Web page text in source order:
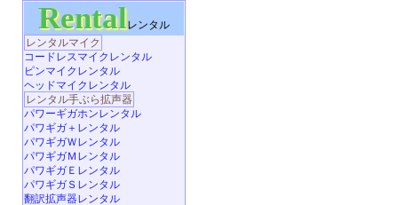
Rentalレンタル
レンタルマイク
コードレスマイクレンタル
ピンマイクレンタル
ヘッドマイクレンタル
レンタル手ぶら拡声器
パワーギガホンレンタル
パワギガ＋レンタル
パワギガＷレンタル
パワギガＭレンタル
パワギガＥレンタル
パワギガＳレンタル
翻訳拡声器レンタル